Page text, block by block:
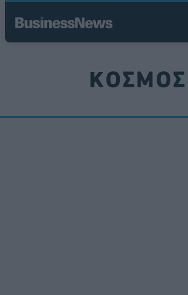
ΚΟΣΜΟΣ